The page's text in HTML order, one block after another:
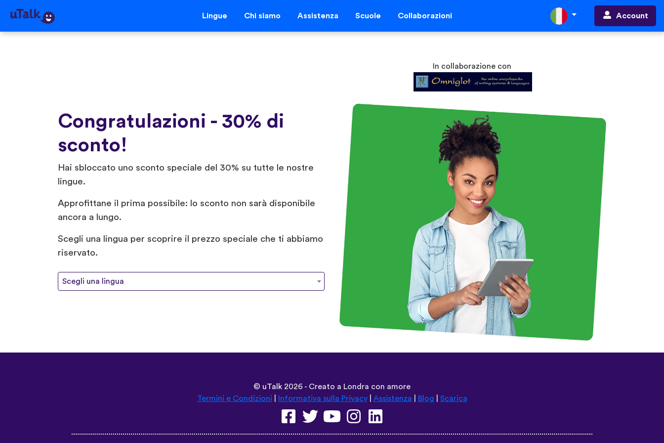
Lingue Chi siamo Assistenza Scuole Collaborazioni Account
Congratulazioni - 30% di
sconto!
Hai sbloccato uno sconto speciale del 30% su tutte le nostre
lingue.
Approfittane il prima possibile: lo sconto non sarà disponibile
ancora a lungo.
Scegli una lingua per scoprire il prezzo speciale che ti abbiamo
riservato.
Scegli una lingua
In collaborazione con
© uTalk 2026 - Creato a Londra con amore
Termini e Condizioni
Informativa sulla Privacy| Assistenza Blog Scarica